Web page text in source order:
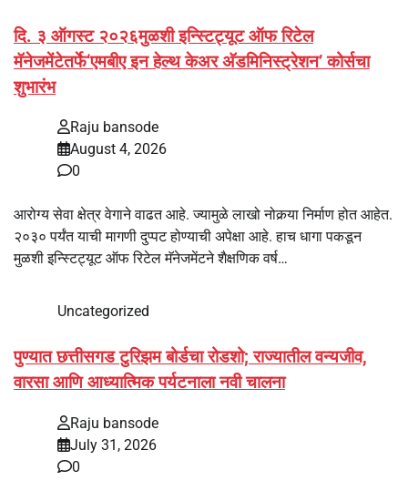
दि. ३ ऑगस्ट २०२६मुळशी इन्स्टिट्यूट ऑफ रिटेल
मॅनेजमेंटेतर्फे‘एमबीए इन हेल्थ केअर अ‍ॅडमिनिस्ट्रेशन’ कोर्सचा
शुभारंभ
Raju bansode
August 4, 2026
0
आरोग्य सेवा क्षेत्र वेगाने वाढत आहे. ज्यामुळे लाखो नोकर्‍या निर्माण होत आहेत.
२०३० पर्यंत याची मागणी दुप्पट होण्याची अपेक्षा आहे. हाच धागा पकडून
मुळशी इन्स्टिट्यूट ऑफ रिटेल मॅनेजमेंटने शैक्षणिक वर्ष…
Uncategorized
पुण्यात छत्तीसगड टुरिझम बोर्डचा रोडशो; राज्यातील वन्यजीव,
वारसा आणि आध्यात्मिक पर्यटनाला नवी चालना
Raju bansode
July 31, 2026
0